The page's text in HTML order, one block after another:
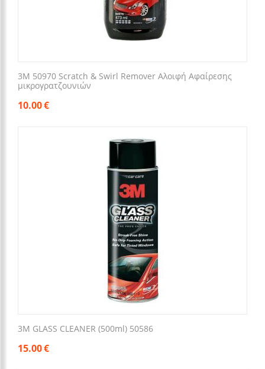
3M 50970 Scratch & Swirl Remover Αλοιφή Αφαίρεσης
μικρογρατζουνιών
10.00€
3M GLASS CLEANER (500ml) 50586
15.00€